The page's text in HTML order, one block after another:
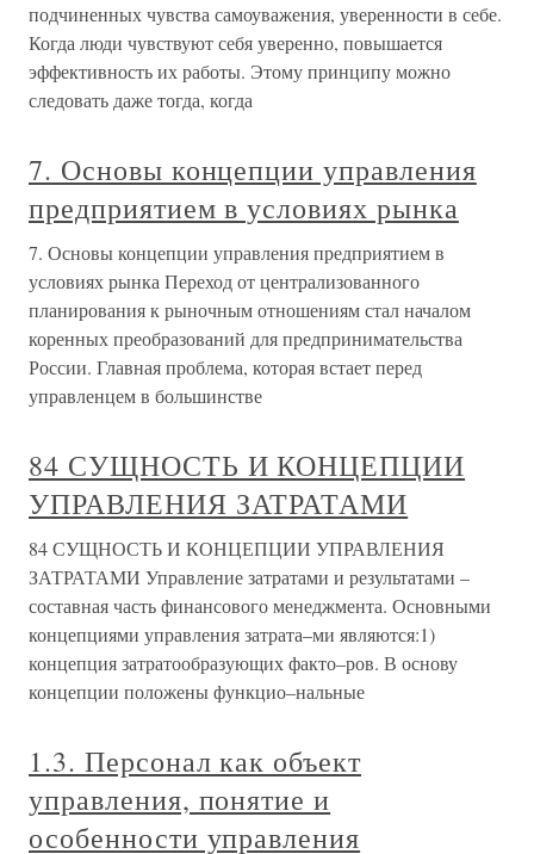
подчиненных чувства самоуважения, уверенности в себе.
Когда люди чувствуют себя уверенно, повышается
эффективность их работы. Этому принципу можно
следовать даже тогда, когда
7. Основы концепции управления
предприятием в условиях рынка
7. Основы концепции управления предприятием в
условиях рынка Переход от централизованного
планирования к рыночным отношениям стал началом
коренных преобразований для предпринимательства
России. Главная проблема, которая встает перед
управленцем в большинстве
84 СУЩНОСТЬ И КОНЦЕПЦИИ
УПРАВЛЕНИЯ ЗАТРАТАМИ
84 СУЩНОСТЬ И КОНЦЕПЦИИ УПРАВЛЕНИЯ
ЗАТРАТАМИ Управление затратами и результатами –
составная часть финансового менеджмента. Основными
концепциями управления затрата–ми являются:1)
концепция затратообразующих факто–ров. В основу
концепции положены функцио–нальные
1.3. Персонал как объект
управления, понятие и
особенности управления